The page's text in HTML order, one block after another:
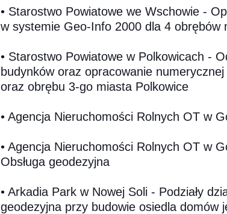
• Starostwo Powiatowe we Wschowie -
w systemie Geo-Info 2000 dla 4 obrębów
• Starostwo Powiatowe w Polkowicach -
budynków oraz opracowanie
oraz obrębu 3-go miasta Polkowice
• Agencja Nieruchomości Rolnych OT w
• Agencja Nieruchomości Rolnych OT w
Obsługa geodezyjna
• Arkadia Park w Nowej Soli - Podziały
geodezyjna przy budowie osiedla domów